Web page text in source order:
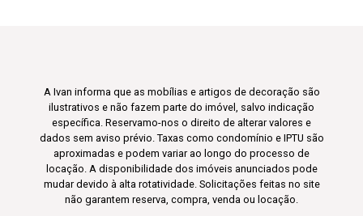
A Ivan informa que as mobílias e artigos de decoração são
ilustrativos e não fazem parte do imóvel, salvo indicação
específica. Reservamo-nos o direito de alterar valores e
dados sem aviso prévio. Taxas como condomínio e IPTU são
aproximadas e podem variar ao longo do processo de
locação. A disponibilidade dos imóveis anunciados pode
mudar devido à alta rotatividade. Solicitações feitas no site
não garantem reserva, compra, venda ou locação.